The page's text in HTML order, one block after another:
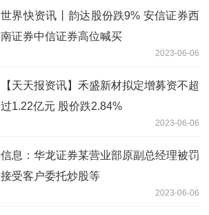
世界快资讯丨韵达股份跌9% 安信证券西
南证券中信证券高位喊买
2023-06-06
【天天报资讯】禾盛新材拟定增募资不超
过1.22亿元 股价跌2.84%
2023-06-06
信息：华龙证券某营业部原副总经理被罚
接受客户委托炒股等
2023-06-06